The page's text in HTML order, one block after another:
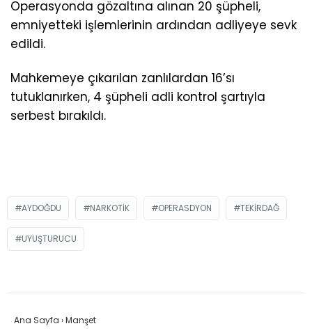
Operasyonda gözaltına alınan 20 şüpheli,
emniyetteki işlemlerinin ardından adliyeye sevk
edildi.
Mahkemeye çıkarılan zanlılardan 16’sı
tutuklanırken, 4 şüpheli adli kontrol şartıyla
serbest bırakıldı.
AYDOĞDU NARKOTIK OPERASDYON TEKIRDAĞ
UYUŞTURUCU
Ana Sayfa ›Manşet